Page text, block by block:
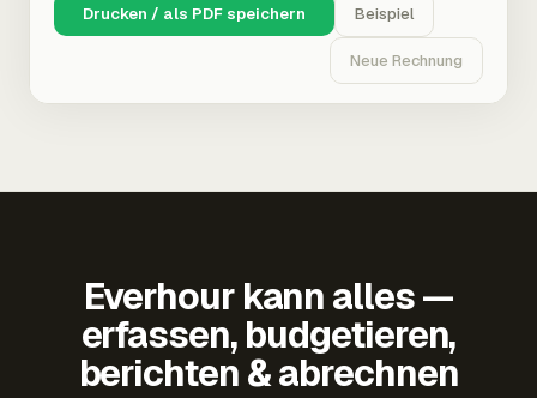
Drucken / als PDF speichern Beispiel
Neue Rechnung
Everhour kann alles —
erfassen, budgetieren,
berichten & abrechnen